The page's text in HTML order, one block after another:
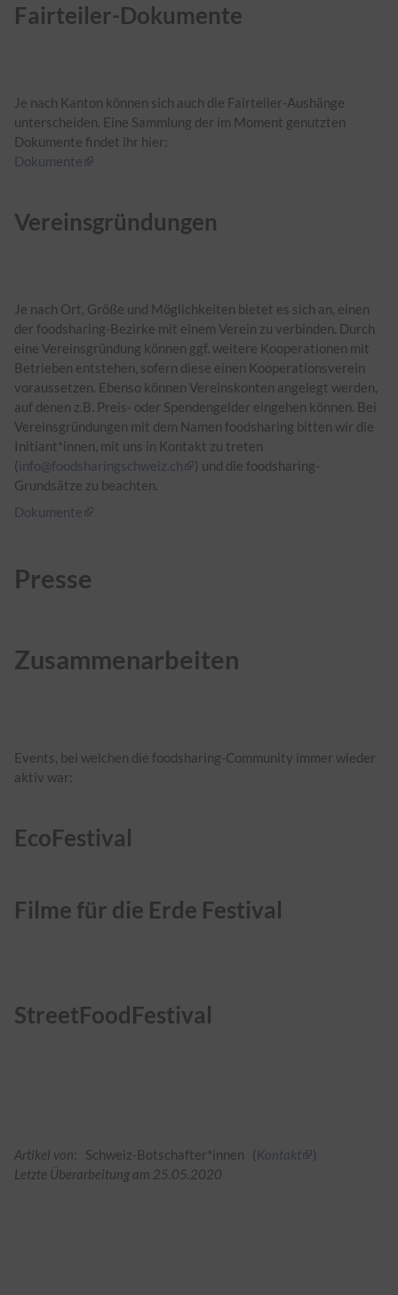
Fairteiler-Dokumente
Je nach Kanton können sich auch die Fairteiler-Aushänge
unterscheiden. Eine Sammlung der im Moment genutzten
Dokumente findet ihr hier:
Dokumente
Vereinsgründungen
Je nach Ort, Größe und Möglichkeiten bietet es sich an, einen
der foodsharing-Bezirke mit einem Verein zu verbinden. Durch
eine Vereinsgründung können ggf. weitere Kooperationen mit
Betrieben entstehen, sofern diese einen Kooperationsverein
voraussetzen. Ebenso können Vereinskonten angelegt werden,
auf denen z.B. Preis- oder Spendengelder eingehen können. Bei
Vereinsgründungen mit dem Namen foodsharing bitten wir die
Initiant*innen, mit uns in Kontakt zu treten
( info@foodsharingschweiz.ch
) und die foodsharing-
Grundsätze zu beachten.
Dokumente
Presse
Zusammenarbeiten
Events, bei welchen die foodsharing-Community immer wieder
aktiv war:
EcoFestival
Filme für die Erde Festival
StreetFoodFestival
Artikel von: Schweiz-Botschafter*innen (Kontakt
)
Letzte Überarbeitung am 25.05.2020